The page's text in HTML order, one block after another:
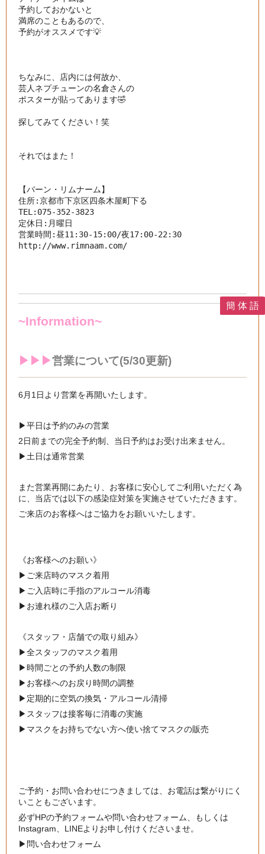
予約しておかないと
満席のこともあるので、
予約がオススメです💡
ちなみに、店内には何故か、
芸人ネプチューンの名倉さんの
ポスターが貼ってあります🤣
探してみてください！笑
それではまた！
【バーン・リムナーム】
住所:京都市下京区四条木屋町下る
TEL:075-352-3823
定休日:月曜日
http://www.rimnaam.com/
~Information~
▶︎▶︎▶︎営業について(5/30更新)
6月1日より営業を再開いたします。
▶︎平日は予約のみの営業
2日前までの完全予約制、当日予約はお受け出来ません。
▶︎土日は通常営業
また営業再開にあたり、お客様に安心してご利用いただく為
に、当店では以下の感染症対策を実施させていただきます。
ご来店のお客様へはご協力をお願いいたします。
《お客様へのお願い》
▶︎ ご来店時のマスク着用
▶︎ ご入店時に手指のアルコール消毒
▶︎ お連れ様のご入店お断り
《スタッフ・店舗での取り組み》
▶︎全スタッフのマスク着用
▶︎時間ごとの予約人数の制限
▶︎ お客様へのお戻り時間の調整
▶︎ 定期的に空気の換気・アルコール清掃
▶︎ スタッフは接客毎に消毒の実施
▶︎ マスクをお持ちでない方へ使い捨てマスクの販売
ご予約・お問い合わせにつきましては、お電話は繋がりにく
いこともございます。
必ずHPの予約フォームや問い合わせフォーム、もしくは
Instagram、LINEよりお申し付けくださいませ。
▶︎問い合わせフォーム
簡 体 語